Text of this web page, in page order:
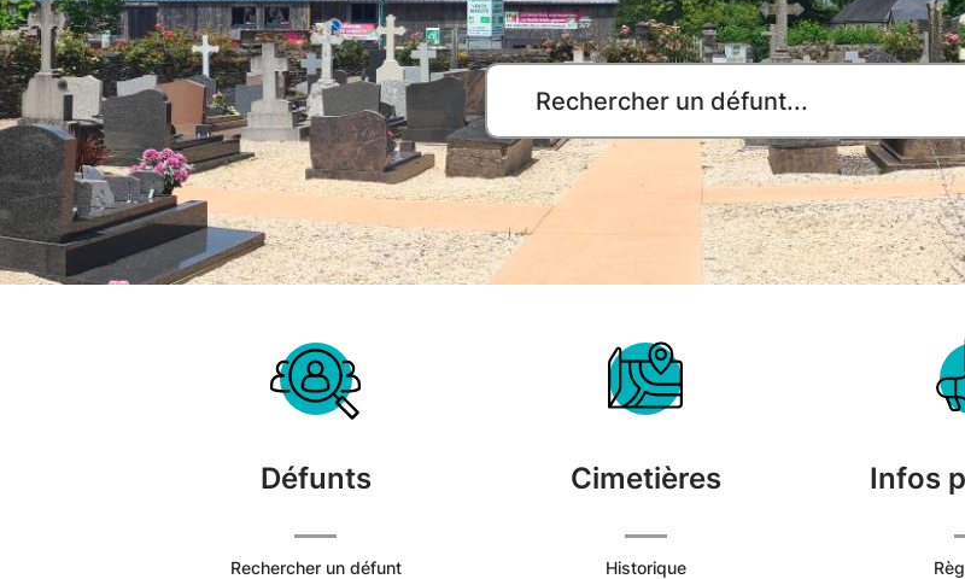
Défunts
Rechercher un défunt
Cimetières
Historique
Infos